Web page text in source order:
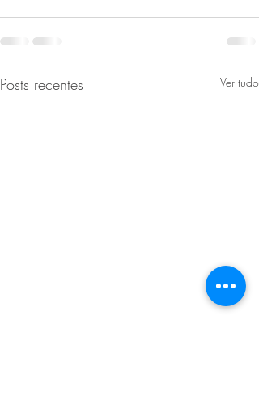
Posts recentes Ver tudo